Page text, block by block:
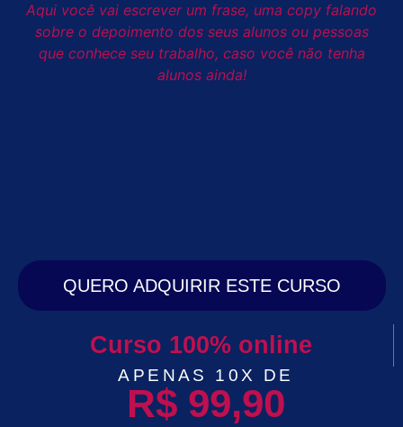
Aqui você vai escrever um frase, uma copy falando
sobre o depoimento dos seus alunos ou pessoas
que conhece seu trabalho, caso você não tenha
alunos ainda!
QUERO ADQUIRIR ESTE CURSO
Curso 100% online
APENAS 10X DE
R$ 99,90